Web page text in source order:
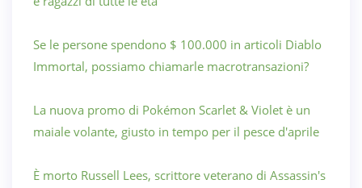
Se le persone spendono $ 100.000 in articoli Diablo
Immortal, possiamo chiamarle macrotransazioni?
La nuova promo di Pokémon Scarlet & Violet è un
maiale volante, giusto in tempo per il pesce d'aprile
È morto Russell Lees, scrittore veterano di Assassin's